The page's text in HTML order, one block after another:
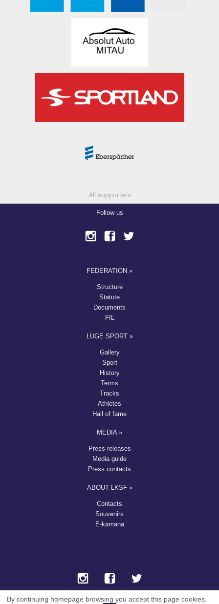
All supporters
Follow us
FEDERATION »
Structure
Statute
Documents
FIL
LUGE SPORT »
Gallery
Sport
History
Terms
Tracks
Athletes
Hall of fame
MEDIA »
Press releases
Media guide
Press contacts
ABOUT LKSF »
Contacts
Souvenirs
E-kamana
By continuing homepage browsing you accept this page cookies.